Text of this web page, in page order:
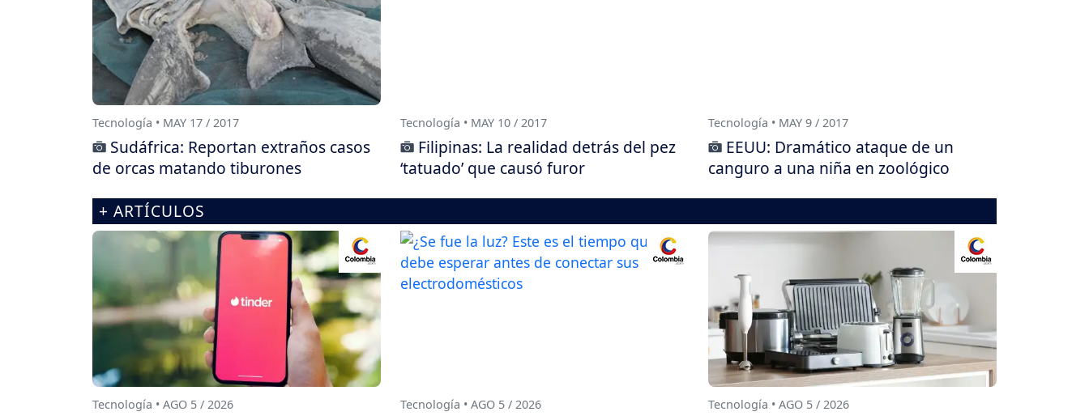
Tecnología • MAY 17 / 2017
Sudáfrica: Reportan extraños casos
de orcas matando tiburones
Tecnología • MAY 10 / 2017
Filipinas: La realidad detrás del pez
‘tatuado’ que causó furor
Tecnología • MAY 9 / 2017
EEUU: Dramático ataque de un
canguro a una niña en zoológico
+ ARTÍCULOS
Tecnología • AGO 5 / 2026 Tecnología • AGO 5 / 2026 Tecnología • AGO 5 / 2026